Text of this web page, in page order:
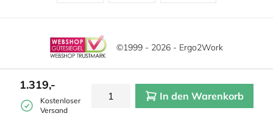
1.319,-
Kostenloser
Versand
In den Warenkorb
©1999 - 2026 - Ergo2Work
Allgemeine Geschäftsbedingungen
Cookie-Einstellungen
Diese Website verwendet Cookies. Lesen Sie unsere
Datenschutzerklärung für weitere Informationen.Mehr
|Verstecken